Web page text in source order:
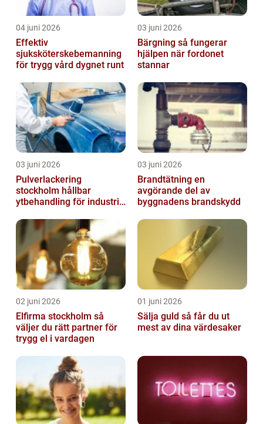
04 juni 2026
Effektiv
sjuksköterskebemanning
för trygg vård dygnet runt
03 juni 2026
Bärgning så fungerar
hjälpen när fordonet
stannar
03 juni 2026
Pulverlackering
stockholm hållbar
ytbehandling för industri
03 juni 2026
Brandtätning en
avgörande del av
byggnadens brandskydd
02 juni 2026
Elfirma stockholm så
väljer du rätt partner för
trygg el i vardagen
01 juni 2026
Sälja guld så får du ut
mest av dina värdesaker